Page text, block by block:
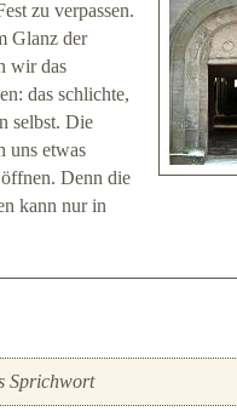
zu verpassen.
Glanz der
wir das
das schlichte,
selbst. Die
uns etwas
Denn die
kann nur in
Sprichwort